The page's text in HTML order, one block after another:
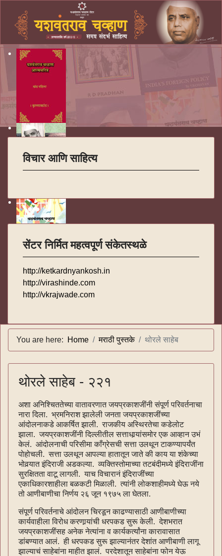
विचार आणि साहित्य
सेंटर निर्मित महत्वपूर्ण संकेतस्थळे
http://ketkardnyankosh.in
http://virashinde.com
http://vkrajwade.com
You are here: Home मराठी पुस्तके थोरले साहेब
थोरले साहेब - २२१
अशा अनिश्चिततेच्या वातावरणात जयप्रकाशजींनी संपूर्ण परिवर्तनाचा
नारा दिला. भ्रमनिराश झालेली जनता जयप्रकाशजींच्या
आंदोलनाकडे आकर्षित झाली. राजकीय अस्थिरतेचा कडेलोट
झाला. जयप्रकाशजींनी दिल्लीतील सत्ताधार्‍यांसमोर एक आव्हान उभं
केलं. आंदोलनाची परिसीमा काँग्रेसची सत्ता उलथून टाकण्यापर्यंत
पोहोचली. सत्ता उलथून आपल्या हातातून जाते की काय या शंकेच्या
भोवर्‍यात इंदिराजी अडकल्या. व्यक्तिस्तोमाच्या तटबंदीमध्ये इंदिराजींना
सुरक्षितता वाटू लागली. याच विचारानं इंदिराजींच्या
एकाधिकारशाहीला बळकटी मिळाली. त्यांनी लोकशाहीमध्ये घेऊ नये
तो आणीबाणीचा निर्णय २६ जून १९७५ ला घेतला.
संपूर्ण परिवर्तनाचे आंदोलन चिरडून काढण्यासाठी आणीबाणीच्या
कार्यवाहीला विरोध करणार्‍यांची धरपकड सुरू केली. देशभरात
जयप्रकाशजींसह अनेक नेत्यांना व कार्यकर्त्यांना कारावासात
डांबण्यात आलं. ही धरपकड सुरू झाल्यानंतर देशांत आणीबाणी लागू
झाल्याचं साहेबांना माहीत झालं. परदेशातून साहेबांना फोन येऊ